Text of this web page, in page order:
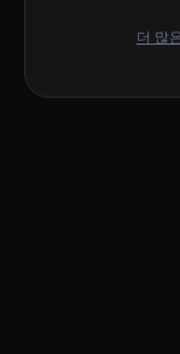
더 많